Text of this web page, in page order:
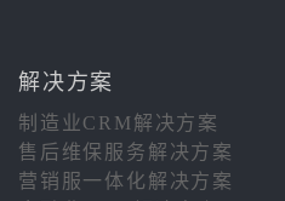
解决方案
制造业CRM解决方案
售后维保服务解决方案
营销服一体化解决方案